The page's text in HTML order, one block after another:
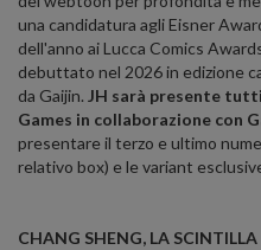
una candidatura agli Eisner
dell'anno ai Lucca Comics
debuttato nel 2026 in edizione
da Gaijin. JH sarà presente
Games in collaborazione con
presentare il terzo e ultimo
relativo box) e le variant
CHANG SHENG, LA